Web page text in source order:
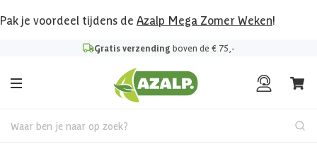
Pak je voordeel tijdens de Azalp Mega Zomer Weken!
Gratis verzending boven de € 75,-
Waar ben je naar op zoek?